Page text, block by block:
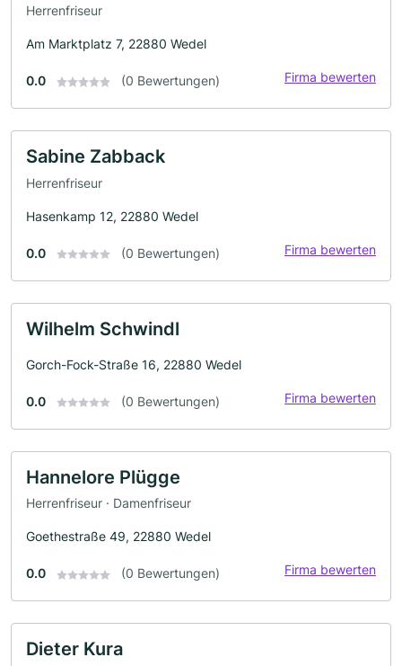
Herrenfriseur
Am Marktplatz 7, 22880 Wedel
0.0 (0 Bewertungen) Firma bewerten
Sabine Zabback
Herrenfriseur
Hasenkamp 12, 22880 Wedel
0.0 (0 Bewertungen) Firma bewerten
Wilhelm Schwindl
Gorch-Fock-Straße 16, 22880 Wedel
0.0 (0 Bewertungen) Firma bewerten
Hannelore Plügge
Herrenfriseur · Damenfriseur
Goethestraße 49, 22880 Wedel
0.0 (0 Bewertungen) Firma bewerten
Dieter Kura